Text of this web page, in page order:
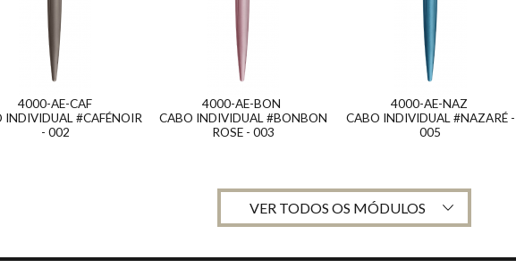
4000-AE-CAF
INDIVIDUAL #CAFÉNOIR
- 002
4000-AE-BON
CABO INDIVIDUAL #BONBON
ROSE - 003
4000-AE-NAZ
CABO INDIVIDUAL #NAZARÉ -
005
VER TODOS OS MÓDULOS